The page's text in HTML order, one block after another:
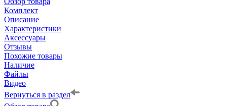
Комплект
Описание
Характеристики
Аксессуары
Отзывы
Похожие товары
Наличие
Файлы
Видео
Вернуться в раздел